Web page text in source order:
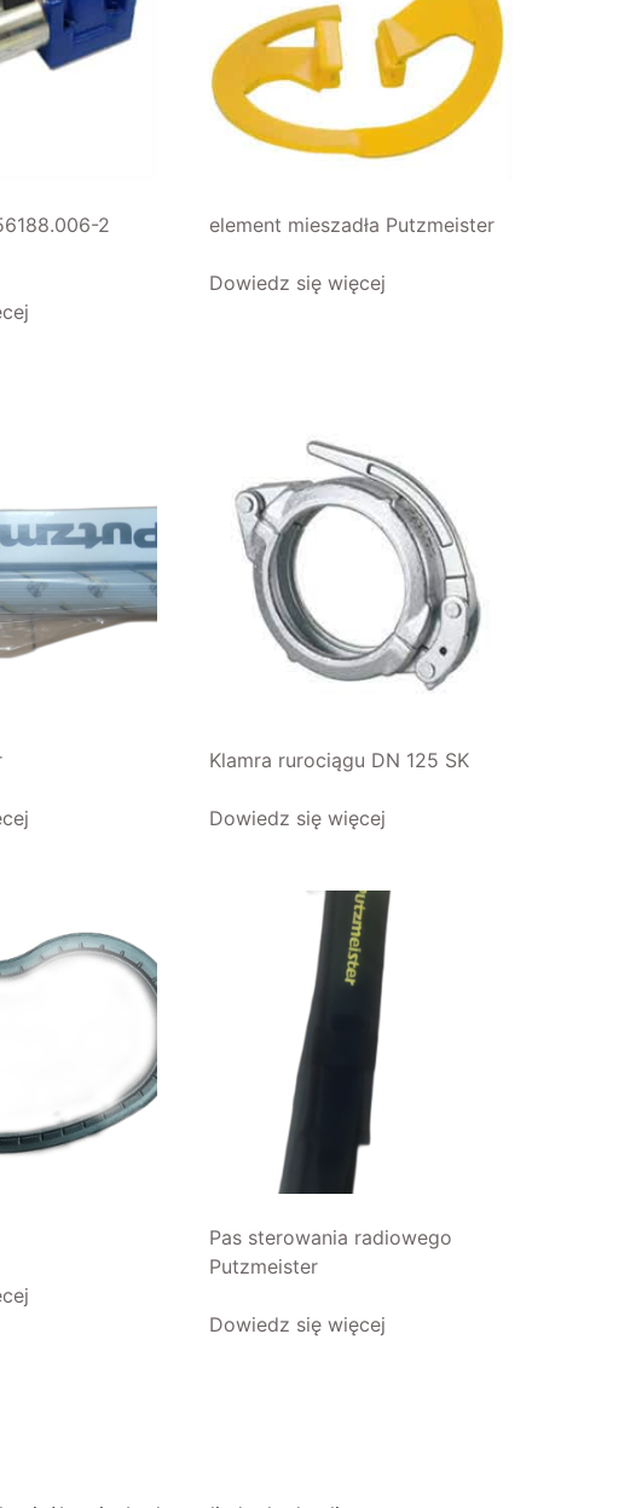
2
element mieszadła Putzmeister
Dowiedz się więcej
Klamra rurociągu DN 125 SK
Dowiedz się więcej
Pas sterowania radiowego
Putzmeister
Dowiedz się więcej